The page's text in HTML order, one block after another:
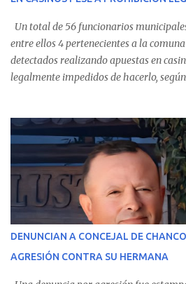
Un total de 56 funcionarios
entre ellos 4 pertenecientes a la
detectados realizando apuestas en
legalmente impedidos de hacerlo,
estableció que estos funcionarios
custodian fondos públicos— efectuaron
monto total de $116.075.918 entre
En el detalle regional, se indica que en
identificó a cuatro funcionarios
operaciones. Asimismo, se precisa que
corresponde a un funcionario de la
detectaron incumplimientos a la
precisa que la mayor cantidad de
DENUNCIAN A CONCEJAL DE
AGRESIÓN CONTRA SU HERMANA